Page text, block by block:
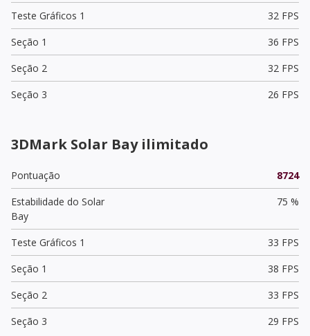
Teste Gráficos 1
32 FPS
Seção 1
36 FPS
Seção 2
32 FPS
Seção 3
26 FPS
3DMark Solar Bay ilimitado
Pontuação
8724
Estabilidade do Solar
Bay
75 %
Teste Gráficos 1
33 FPS
Seção 1
38 FPS
Seção 2
33 FPS
Seção 3
29 FPS